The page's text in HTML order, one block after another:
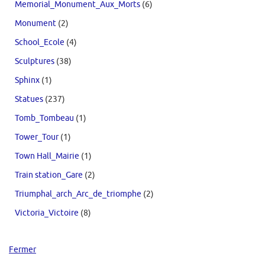
Memorial_Monument_Aux_Morts (6)
Monument (2)
School_Ecole (4)
Sculptures (38)
Sphinx (1)
Statues (237)
Tomb_Tombeau (1)
Tower_Tour(1)
Town Hall_Mairie (1)
Train station_Gare (2)
Triumphal_arch_Arc_de_triomphe (2)
Victoria_Victoire (8)
Fermer